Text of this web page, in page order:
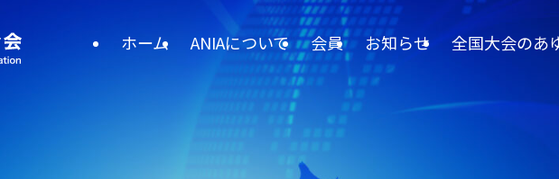
ホーム ANIAについて 会員 お知らせ 全国大会のあ